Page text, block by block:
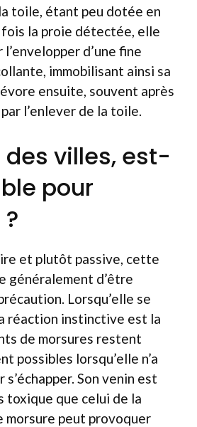
toile, étant peu dotée en
fois la proie détectée, elle
d’une fine
immobilisant ainsi sa
ensuite, souvent après
l’enlever de la toile.
des villes, est-
pour
et plutôt passive, cette
généralement d’être
Lorsqu’elle se
réaction instinctive est la
de morsures restent
possibles lorsqu’elle n’a
s’échapper. Son venin est
toxique que celui de la
morsure peut provoquer